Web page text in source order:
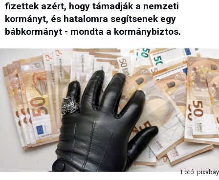
fizettek azért, hogy támadják a nemzeti
kormányt, és hatalomra segítsenek egy
bábkormányt - mondta a kormánybiztos.
Fotó: pixabay